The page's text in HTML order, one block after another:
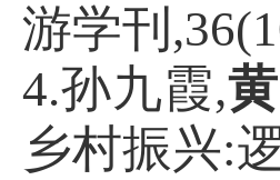
游学刊
4.孙九霞,
乡村振兴: